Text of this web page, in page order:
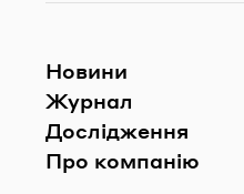
Новини
Журнал
Дослідження
Про компанію